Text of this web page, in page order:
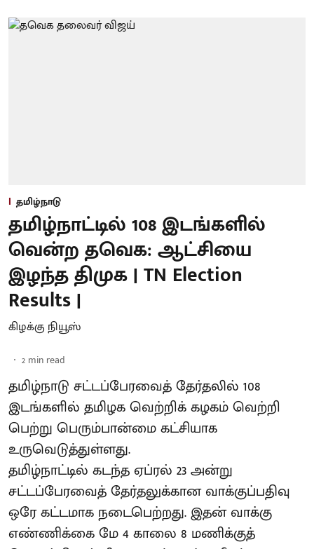
தமிழ்நாடு
தமிழ்நாட்டில் 108 இடங்களில்
வென்ற தவெக: ஆட்சியை
இழந்த திமுக | TN Election
Results |
கிழக்கு நியூஸ்
2 min read
தமிழ்நாடு சட்டப்பேரவைத் தேர்தலில் 108
இடங்களில் தமிழக வெற்றிக் கழகம் வெற்றி
பெற்று பெரும்பான்மை கட்சியாக
உருவெடுத்துள்ளது.
தமிழ்நாட்டில் கடந்த ஏப்ரல் 23 அன்று
சட்டப்பேரவைத் தேர்தலுக்கான வாக்குப்பதிவு
ஒரே கட்டமாக நடைபெற்றது. இதன் வாக்கு
எண்ணிக்கை மே 4 காலை 8 மணிக்குத்